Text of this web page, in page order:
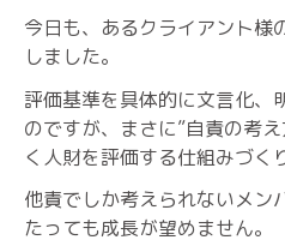
今日も、あるクライアント様
しました。
評価基準を具体的に文言化、
のですが、まさに”自責の考
く人財を評価する仕組みづく
他責でしか考えられないメン
たっても成長が望めません。